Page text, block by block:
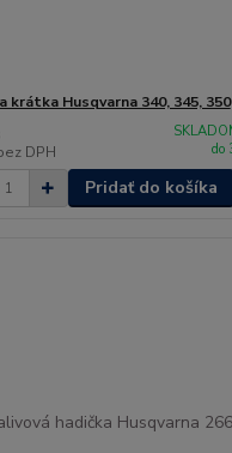
krátka Husqvarna 340, 345, 350
DPH
do
Pridať do košíka